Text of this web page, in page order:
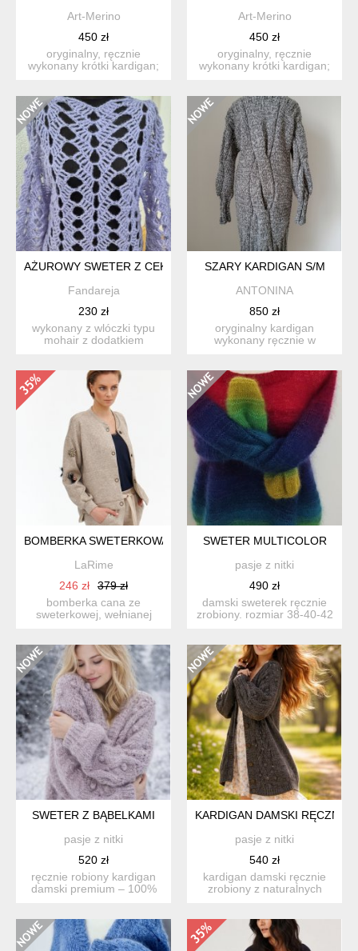
Art-Merino
450 zł
oryginalny, ręcznie
wykonany krótki kardigan;
Art-Merino
450 zł
oryginalny, ręcznie
wykonany krótki kardigan;
AŻUROWY SWETER Z CEKINAMI
Fandareja
230 zł
wykonany z wlóczki typu
mohair z dodatkiem
SZARY KARDIGAN S/M
ANTONINA
850 zł
oryginalny kardigan
wykonany ręcznie w
BOMBERKA SWETERKOWA
LaRime
246 zł
379 zł
bomberka cana ze
sweterkowej, wełnianej
SWETER MULTICOLOR
pasje z nitki
490 zł
damski sweterek ręcznie
zrobiony. rozmiar 38-40-42
SWETER Z BĄBELKAMI
pasje z nitki
520 zł
ręcznie robiony kardigan
damski premium – 100%
KARDIGAN DAMSKI RĘCZNIE
pasje z nitki
540 zł
kardigan damski ręcznie
zrobiony z naturalnych